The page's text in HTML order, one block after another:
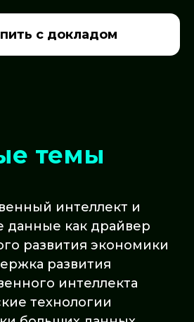
с докладом
темы
интеллект и
данные как драйвер
развития экономики
развития
интеллекта
технологии